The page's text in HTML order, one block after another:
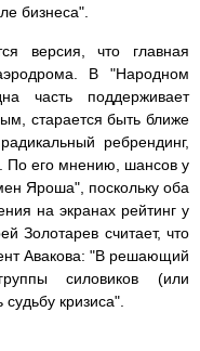
бизнеса".
версия, что главная
В "Народном
часть поддерживает
старается быть ближе
ребрендинг,
По его мнению, шансов у
Яроша", поскольку оба
на экранах рейтинг у
Золотарев считает, что
Авакова: "В решающий
силовиков (или
кризиса".